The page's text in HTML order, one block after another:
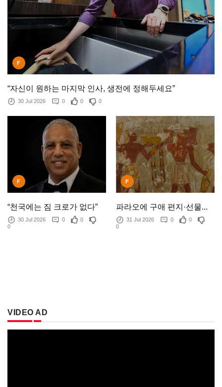
F
“자신이 원하는 마지막 인사, 생전에 정해두세요”
30 Jul 2026 0 0 0
F
“천국에는 짐 크로가 없다”
30 Jul 2026 0
0
0
F
파라오에 구애 편지·선물...
31 Jul 2026 0
0
0
VIDEO AD